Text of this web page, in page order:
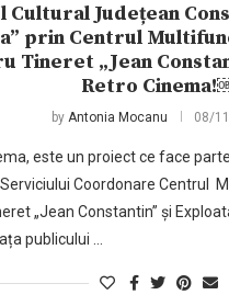
Cultural Județean
prin Centrul
Tineret „Jean
Retro
by Antonia Mocanu 08/
este un proiect ce face
Coordonare Centrul
„Jean Constantin” și
publicului …